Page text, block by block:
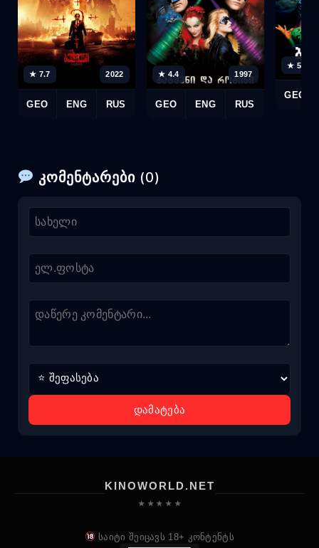
★ 7.7 2022
GEO ENG RUS
★ 4.4 1997
GEO ENG RUS
★ 5.5
GEO
კომენტარები (0)
დამატება
KINOWORLD.NET
★ ★ ★ ★ ★
საიტი შეიცავს 18+ კონტენტს